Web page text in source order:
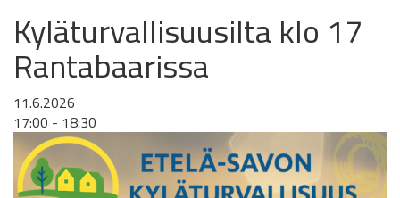
Kyläturvallisuusilta klo 17
Rantabaarissa
11.6.2026
17:00 - 18:30